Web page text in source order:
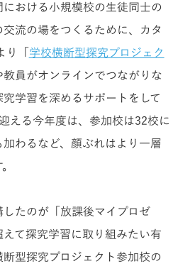
おける小規模校の生徒同士の
流の場をつくるために、カタ
「 学校横断型探究プロジェク
教員がオンラインでつながりな
学習を深めるサポートをして
える今年度は、参加校は32校に
わるなど、顔ぶれはより一層
たのが「放課後マイプロゼ
えて探究学習に取り組みたい有
型探究プロジェクト参加校の